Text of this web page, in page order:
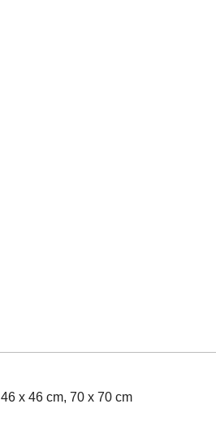
46 x 46 cm, 70 x 70 cm